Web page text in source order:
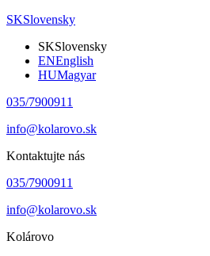
SKSlovensky
SKSlovensky
ENEnglish
HUMagyar
035/7900911
info@kolarovo.sk
Kontaktujte nás
035/7900911
info@kolarovo.sk
Kolárovo